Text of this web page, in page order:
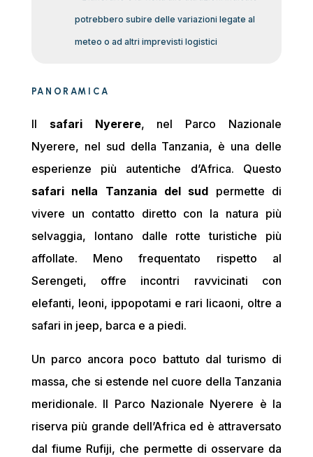
potrebbero subire delle variazioni legate al
meteo o ad altri imprevisti logistici
PANORAMICA
Il safari Nyerere, nel Parco Nazionale
Nyerere, nel sud della Tanzania, è una delle
esperienze più autentiche d’Africa. Questo
safari nella Tanzania del sud permette di
vivere un contatto diretto con la natura più
selvaggia, lontano dalle rotte turistiche più
affollate. Meno frequentato rispetto al
Serengeti, offre incontri ravvicinati con
elefanti, leoni, ippopotami e rari licaoni, oltre a
safari in jeep, barca e a piedi.
Un parco ancora poco battuto dal turismo di
massa, che si estende nel cuore della Tanzania
meridionale. Il Parco Nazionale Nyerere è la
riserva più grande dell’Africa ed è attraversato
dal fiume Rufiji, che permette di osservare da